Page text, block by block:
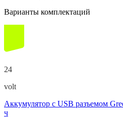
Варианты комплектаций
24
volt
Аккумулятор с USB разъемом
ч